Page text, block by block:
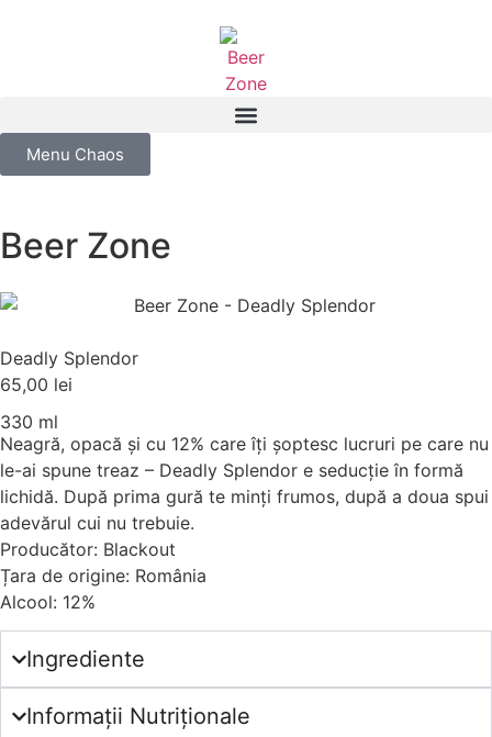
Menu Chaos
Beer Zone
Deadly Splendor
65,00 lei
330 ml
Neagră, opacă și cu 12% care îți șoptesc lucruri pe care nu
le-ai spune treaz – Deadly Splendor e seducție în formă
lichidă. După prima gură te minți frumos, după a doua spui
adevărul cui nu trebuie.
Producător: Blackout
Țara de origine: România
Alcool: 12%
Ingrediente
Informații Nutriționale